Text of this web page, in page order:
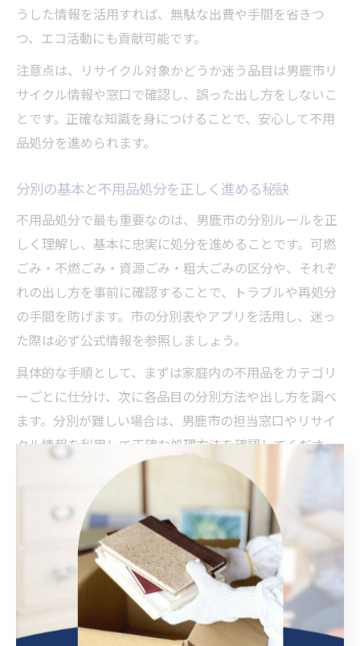
うした情報を活用すれば、無駄な出費や手間を省きつ
つ、エコ活動にも貢献可能です。
注意点は、リサイクル対象かどうか迷う品目は男鹿市リ
サイクル情報や窓口で確認し、誤った出し方をしないこ
とです。正確な知識を身につけることで、安心して不用
品処分を進められます。
分別の基本と不用品処分を正しく進める秘訣
不用品処分で最も重要なのは、男鹿市の分別ルールを正
しく理解し、基本に忠実に処分を進めることです。可燃
ごみ・不燃ごみ・資源ごみ・粗大ごみの区分や、それぞ
れの出し方を事前に確認することで、トラブルや再処分
の手間を防げます。市の分別表やアプリを活用し、迷っ
た際は必ず公式情報を参照しましょう。
具体的な手順として、まずは家庭内の不用品をカテゴリ
ーごとに仕分け、次に各品目の分別方法や出し方を調べ
ます。分別が難しい場合は、男鹿市の担当窓口やリサイ
クル情報を利用して正確な処理方法を確認してくださ
い。これにより、効率的かつ安心な不用品処分が実現で
注意点として、誤った分別や収集日に出し忘れると、回
収されず再度手配が必要になる場合があります。特に初
めての方や引っ越し直後は、ひとつずつ段階を踏んで進
めることが成功の秘訣です。